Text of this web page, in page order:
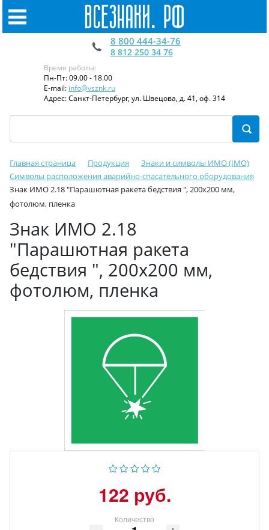
8 800 444-34-76
8 812 250 34 76
Время работы:
Пн-Пт: 09.00 - 18.00
E-mail: info@vsznk.ru
Адрес: Санкт-Петербург, ул. Швецова, д. 41, оф. 314
Главная страница Продукция
Знаки и символы ИМО (IMO)
Символы расположения аварийно-спасательного оборудования
Знак ИМО 2.18 "Парашютная ракета бедствия ", 200x200 мм,
фотолюм, пленка
Знак ИМО 2.18
"Парашютная ракета
бедствия ", 200x200 мм,
фотолюм, пленка
122 руб.
Количество